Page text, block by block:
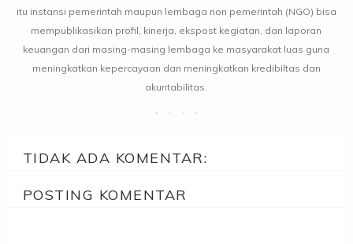
itu instansi pemerintah maupun lembaga non pemerintah (NGO) bisa
mempublikasikan profil, kinerja, ekspost kegiatan, dan laporan
keuangan dari masing-masing lembaga ke masyarakat luas guna
meningkatkan kepercayaan dan meningkatkan kredibiltas dan
akuntabilitas.
TIDAK ADA KOMENTAR:
POSTING KOMENTAR